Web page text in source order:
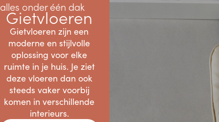
alles onder één dak
Gietvloeren
Gietvloeren zijn een
moderne en stijlvolle
oplossing voor elke
ruimte in je huis. Je ziet
deze vloeren dan ook
steeds vaker voorbij
komen in verschillende
interieurs.